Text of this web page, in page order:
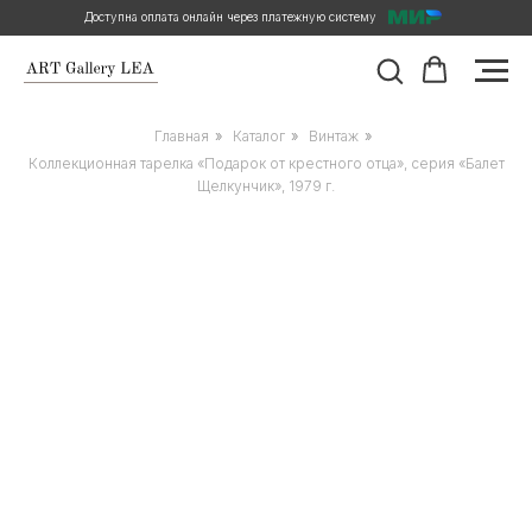
Доступна оплата онлайн через платежную систему
Главная » Каталог » Винтаж »
Коллекционная тарелка «Подарок от крестного отца», серия «Балет
Щелкунчик», 1979 г.